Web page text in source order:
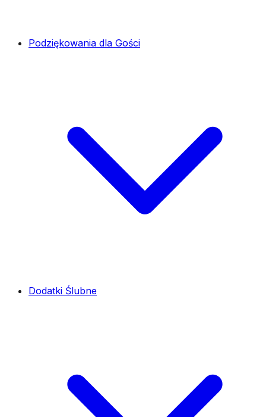
Podziękowania dla Gości
Dodatki Ślubne